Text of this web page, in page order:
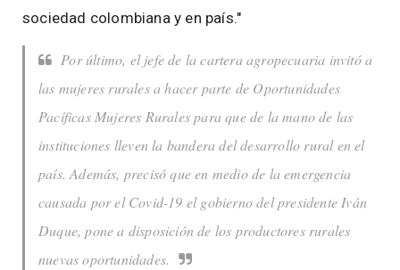
sociedad colombiana y en país."
Por último, el jefe de la cartera agropecuaria invitó a
las mujeres rurales a hacer parte de Oportunidades
Pacíficas Mujeres Rurales para que de la mano de las
instituciones lleven la bandera del desarrollo rural en el
país. Además, precisó que en medio de la emergencia
causada por el Covid-19 el gobierno del presidente Iván
Duque, pone a disposición de los productores rurales
nuevas oportunidades.